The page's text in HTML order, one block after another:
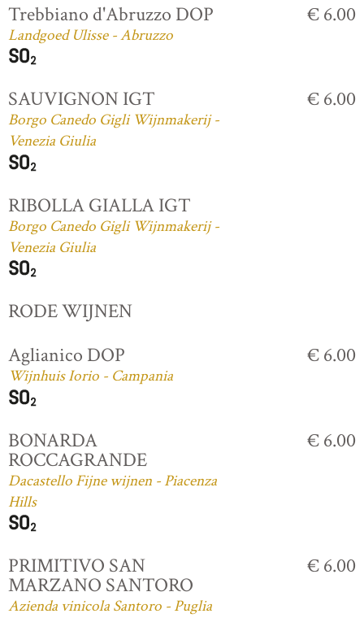
Trebbiano d'Abruzzo DOP
Landgoed Ulisse - Abruzzo
€ 6.00
SAUVIGNON IGT
Borgo Canedo Gigli Wijnmakerij -
Venezia Giulia
€ 6.00
RIBOLLA GIALLA IGT
Borgo Canedo Gigli Wijnmakerij -
Venezia Giulia
RODE WIJNEN
Aglianico DOP
Wijnhuis Iorio - Campania
€ 6.00
BONARDA
ROCCAGRANDE
Dacastello Fijne wijnen - Piacenza
Hills
€ 6.00
PRIMITIVO SAN
MARZANO SANTORO
Azienda vinicola Santoro - Puglia
€ 6.00